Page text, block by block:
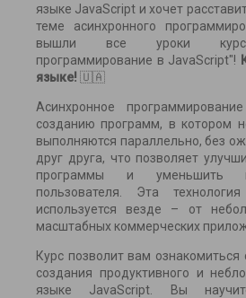
языке JavaScript и хочет
теме асинхронного
вышли все уроки курса
программирование в JavaScript"!
языке! 🇺🇦
Асинхронное
созданию программ, в котором
выполняются параллельно, без
друг друга, что позволяет
программы и уменьшить
пользователя. Эта
используется везде – от
масштабных коммерческих
Курс позволит вам ознакомиться
создания продуктивного и
языке JavaScript. Вы